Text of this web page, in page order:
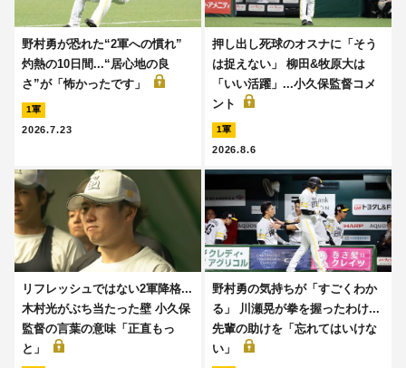
野村勇が恐れた“2軍への慣れ”
灼熱の10日間...“居心地の良
さ”が「怖かったです」
1軍
2026.7.23
押し出し死球のオスナに「そう
は捉えない」 柳田&牧原大は
「いい活躍」...小久保監督コメ
ント
1軍
2026.8.6
リフレッシュではない2軍降格...
木村光がぶち当たった壁 小久保
監督の言葉の意味「正直もっ
と」
野村勇の気持ちが「すごくわか
る」 川瀬晃が拳を握ったわけ...
先輩の助けを「忘れてはいけな
い」